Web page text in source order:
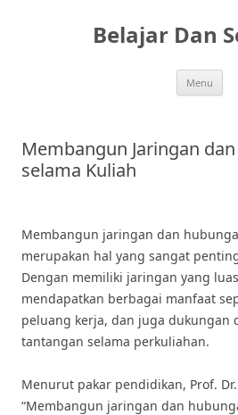
Belajar Dan
Menu
Membangun Jaringan
selama Kuliah
Membangun jaringan dan
merupakan hal yang sangat
Dengan memiliki jaringan yang
mendapatkan berbagai manfaat
peluang kerja, dan juga dukungan
tantangan selama perkuliahan.
Menurut pakar pendidikan, Prof.
“Membangun jaringan dan